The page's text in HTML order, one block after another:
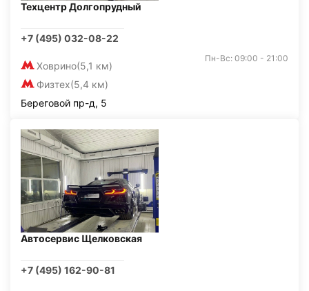
Техцентр Долгопрудный
+7 (495) 032-08-22
Ховрино(5,1 км)
Физтех(5,4 км)
Пн-Вс: 09:00 - 21:00
Береговой пр-д, 5
Автосервис Щелковская
+7 (495) 162-90-81